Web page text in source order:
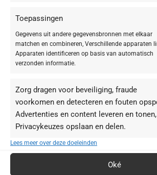
Toepassingen
Gegevens uit andere gegevensbronnen met elkaar
matchen en combineren, Verschillende apparaten
Apparaten identificeren op basis van automatisch
verzonden informatie.
Zorg dragen voor beveiliging, fraude
voorkomen en detecteren en fouten
Advertenties en content leveren en tonen,
Privacykeuzes opslaan en delen.
Lees meer over deze doeleinden
Oké
stress.
De natuurlijke beschermende werking van je huid
ondersteund door squalaan.
Om nieuwe en reeds bestaande mimische rimpels
bevat de crème Mimical Control Peptide. Die
De doelgerichte werkwijzen van de ingrediënten
Cream worden geoptimaliseerd door OsmoTec.
absorptie van werkstoffen door je huid en zorgt
resultaten.
Om je huid langdurig te beschermen tegen
radicalen. Avocado-, sesam- en